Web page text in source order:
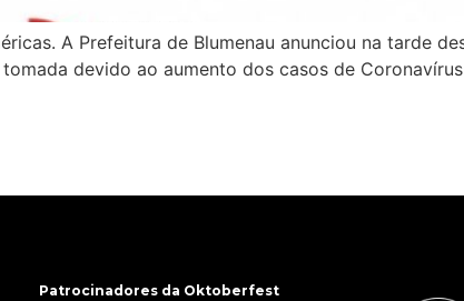
A Prefeitura de Blumenau anunciou na tarde
devido ao aumento dos casos de
Patrocinadores da Oktoberfest